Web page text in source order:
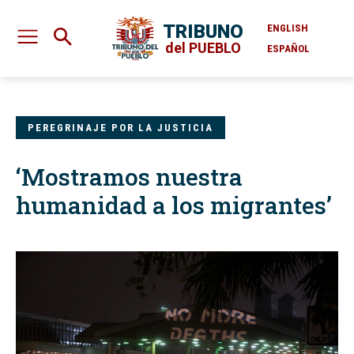
TRIBUNO
del PUEBLO
ENGLISH
ESPAÑOL
PEREGRINAJE POR LA JUSTICIA
‘Mostramos nuestra
humanidad a los migrantes’